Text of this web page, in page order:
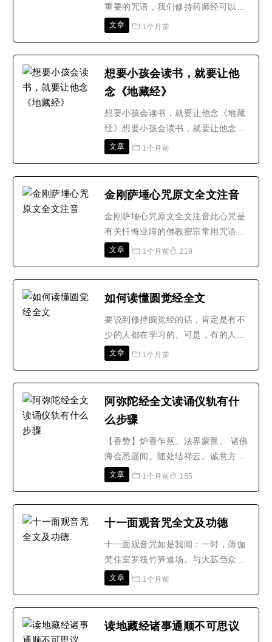
叫他都在,尽虚空遍法界尽..
重要的咒语，我们修持药师经可以让
我们获得很多的好处，不但可以为我
下，药师经全文诵读的功德。《药师
法门以读诵《药师琉璃光如来本愿功
德经》，念药师咒，念南无药..
文章 1个月前
想要小孩会读书，就要让他
念《地藏经》
想要小孩会读书，就要让他念《地藏
经》想要小孩会读书，就要让他念
《地藏经》以前的读书人，想要考个
帝君阴骘文》。这两本书，是劝人行
进士，当个官，这些是祖上的阴德，
那阴德来自哪里？这两本书有..
文章 1个月前
金刚萨埵心咒原文全文注音
金刚萨埵心咒原文全文注音此心咒是
有关忏悔业障的佛教密宗常用咒语，
可消除业障。为密宗忏悔、消除业障
ōng bān zhā er sà duǒ hōng。发音
教咒语里的“嗡”和“唵”都是对古梵
语“om”的译音字。..
文章 1个月前 219
如何读懂圆觉经全文
要说到修持圆觉经的话，肯定是有不
少的人都在学习的。可是，有的人在
读了圆觉经的时候，就会有很好的领
该知道要怎么读懂圆觉经，才会对我
该做什么呢?下面我们可以一起看
看。一、诵读圆觉经的期间，..
文章 1个月前
阿弥陀经全文读诵仪轨有什
么步骤
【香赞】炉香乍爇。法界蒙熏。 诸佛
海会悉遥闻。随处结祥云。诚意方
殷。诸佛现全身。南无香云盖菩萨摩
引上金阶，大誓弘开，普愿离尘埃。
经偈】无上甚深微妙法，百千万劫难
遭遇，我今见闻得受持，愿解..
文章 1个月前 185
十一面观音咒全文及功德
十一面观音咒如是我闻：一时，薄伽
梵住室罗筏竹笋道场。与大苾刍众千
二百五十人俱。菩萨摩诃萨无量无
及诸天、龙、药叉、犍达缚、阿素
文章 1个月前
读地藏经诸事通顺不可思议